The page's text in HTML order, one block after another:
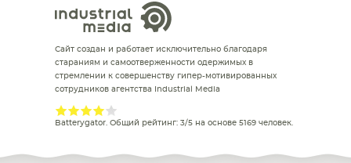
Сайт создан и работает исключительно благодаря
стараниям и самоотверженности одержимых в
стремлении к совершенству гипер-мотивированных
сотрудников агентства Industrial Media
Batterygator. Общий рейтинг: 3/5 на основе 5169 человек.